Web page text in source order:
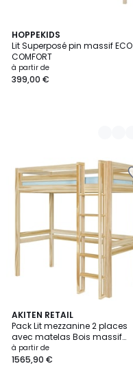
HOPPEKIDS
Lit Superposé pin massif ECO
COMFORT
à partir de
399,00 €
4
Couleurs
AKITEN RETAIL
Pack Lit mezzanine 2 places
avec matelas Bois massif
DORSE
à partir de
1565,90 €
2
Couleurs